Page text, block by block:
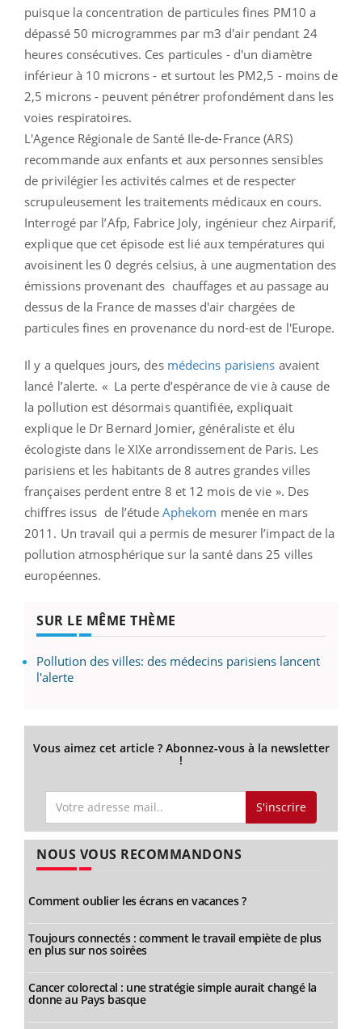
puisque la concentration de particules fines PM10 a
dépassé 50 microgrammes par m3 d'air pendant 24
heures consécutives. Ces particules - d'un diamètre
inférieur à 10 microns - et surtout les PM2,5 - moins de
2,5 microns - peuvent pénétrer profondément dans les
voies respiratoires.
L'Agence Régionale de Santé Ile-de-France (ARS)
recommande aux enfants et aux personnes sensibles
de privilégier les activités calmes et de respecter
scrupuleusement les traitements médicaux en cours.
Interrogé par l’Afp, Fabrice Joly, ingénieur chez Airparif,
explique que cet épisode est lié aux températures qui
avoisinent les 0 degrés celsius, à une augmentation des
émissions provenant des chauffages et au passage au
dessus de la France de masses d'air chargées de
particules fines en provenance du nord-est de l'Europe.
Il y a quelques jours, des médecins parisiens avaient
lancé l’alerte. « La perte d’espérance de vie à cause de
la pollution est désormais quantifiée, expliquait
explique le Dr Bernard Jomier, généraliste et élu
écologiste dans le XIXe arrondissement de Paris. Les
parisiens et les habitants de 8 autres grandes villes
françaises perdent entre 8 et 12 mois de vie ». Des
chiffres issus de l’étude Aphekom menée en mars
2011. Un travail qui a permis de mesurer l’impact de la
pollution atmosphérique sur la santé dans 25 villes
européennes.
SUR LE MÊME THÈME
Pollution des villes: des médecins parisiens lancent
l'alerte
Vous aimez cet article ? Abonnez-vous à la newsletter
!
S'inscrire
NOUS VOUS RECOMMANDONS
Comment oublier les écrans en vacances ?
Toujours connectés : comment le travail empiète de plus
en plus sur nos soirées
Cancer colorectal : une stratégie simple aurait changé la
donne au Pays basque